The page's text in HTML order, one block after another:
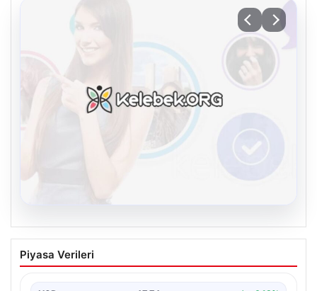
Kelebek sohbet platformu İle Dijital
İletişimin Sertifikalı Adresi Ve Chat
Piyasa Verileri